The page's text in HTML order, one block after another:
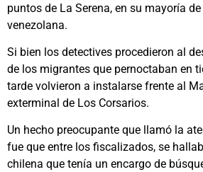
puntos de La Serena, en su mayoría
venezolana.
Si bien los detectives procedieron al
de los migrantes que pernoctaban en
tarde volvieron a instalarse frente al
exterminal de Los Corsarios.
Un hecho preocupante que llamó la
fue que entre los fiscalizados, se
chilena que tenía un encargo de